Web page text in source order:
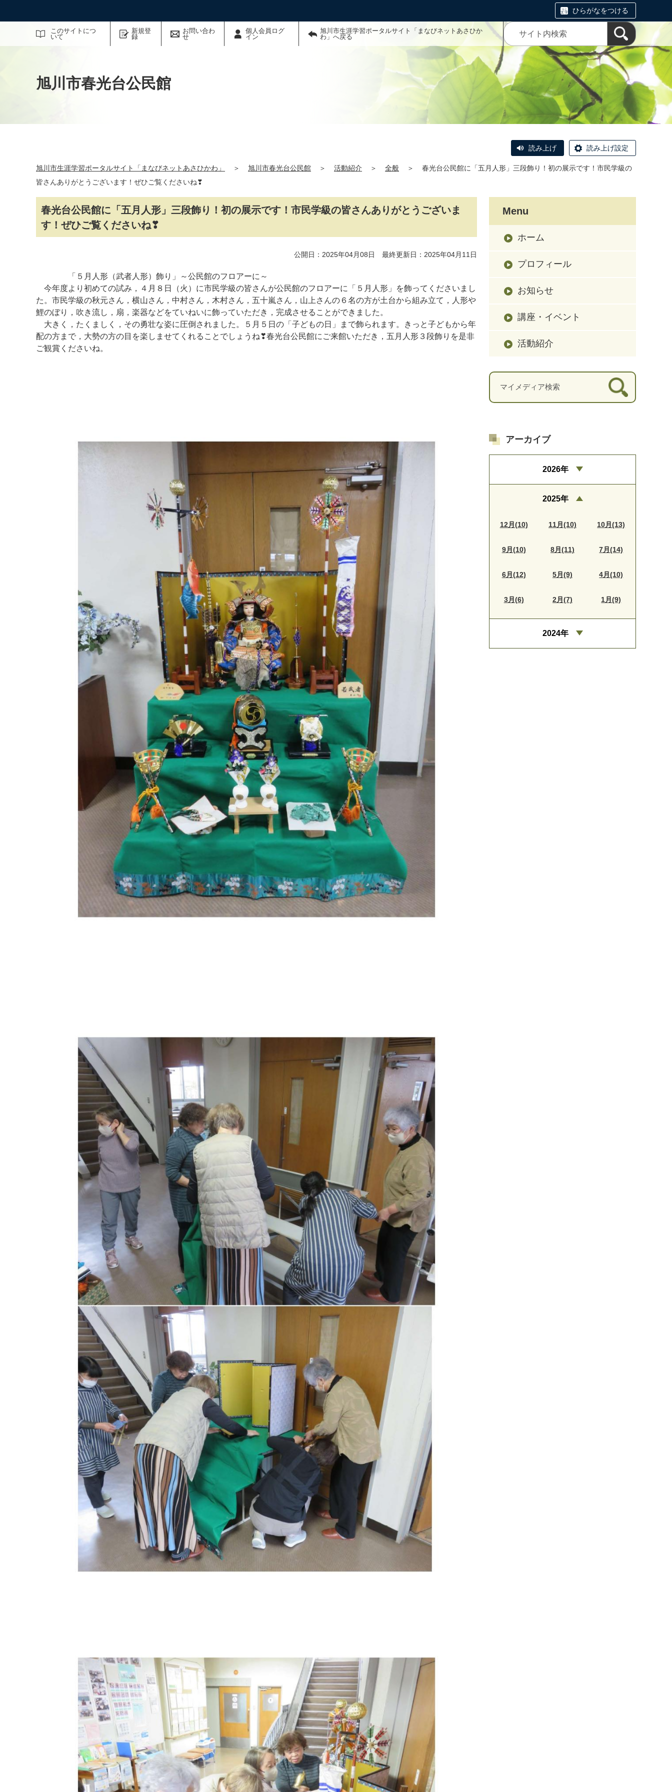
ひらがなをつける
このサイトにつ
いて
新規登
録
お問い合わ
せ
個人会員ログ
イン
旭川市生涯学習ポータルサイト「まなびネットあさひか
わ」へ戻る
サイト内検索
旭川市春光台公民館
読み上げ 読み上げ設定
旭川市生涯学習ポータルサイト「まなびネットあさひかわ」 ＞ 旭川市春光台公民館 ＞ 活動紹介 ＞ 全般 ＞
春光台公民館に「五月人形」三段飾り！初の展示です！市民学級の
皆さんありがとうございます！ぜひご覧くださいね❣
春光台公民館に「五月人形」三段飾り！初の展示です！市民学級の皆さんありがとうございま
す！ぜひご覧くださいね❣
公開日：2025年04月08日 最終更新日：2025年04月11日
「５月人形（武者人形）飾り」～公民館のフロアーに～
今年度より初めての試み，４月８日（火）に市民学級の皆さんが公民館のフロアーに「５月人形」を飾ってくださいまし
た。市民学級の秋元さん，横山さん，中村さん，木村さん，五十嵐さん，山上さんの６名の方が土台から組み立て，人形や
鯉のぼり，吹き流し，扇，楽器などをていねいに飾っていただき，完成させることができました。
大きく，たくましく，その勇壮な姿に圧倒されました。５月５日の「子どもの日」まで飾られます。きっと子どもから年
配の方まで，大勢の方の目を楽しませてくれることでしょうね❣春光台公民館にご来館いただき，五月人形３段飾りを是非
ご観賞くださいね。
Menu
ホーム
プロフィール
お知らせ
講座・イベント
活動紹介
アーカイブ
2026年
2025年
12月(10) 11月(10) 10月(13)
9月(10) 8月(11) 7月(14)
6月(12) 5月(9) 4月(10)
3月(6) 2月(7) 1月(9)
2024年